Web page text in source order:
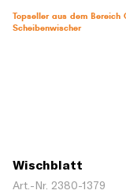
Topseller aus dem Bereich
Scheibenwischer
Wischblatt
Art.-Nr. 2380-1379